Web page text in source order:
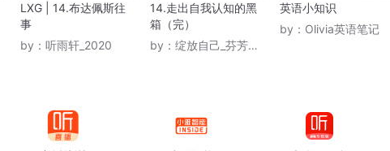
LXG | 14.布达佩斯往
事
by： 听雨轩_2020
14.走出自我认知的黑
箱（完）
by： 绽放自己_芬芳四溢
英语小知识
by： Olivia英语笔记